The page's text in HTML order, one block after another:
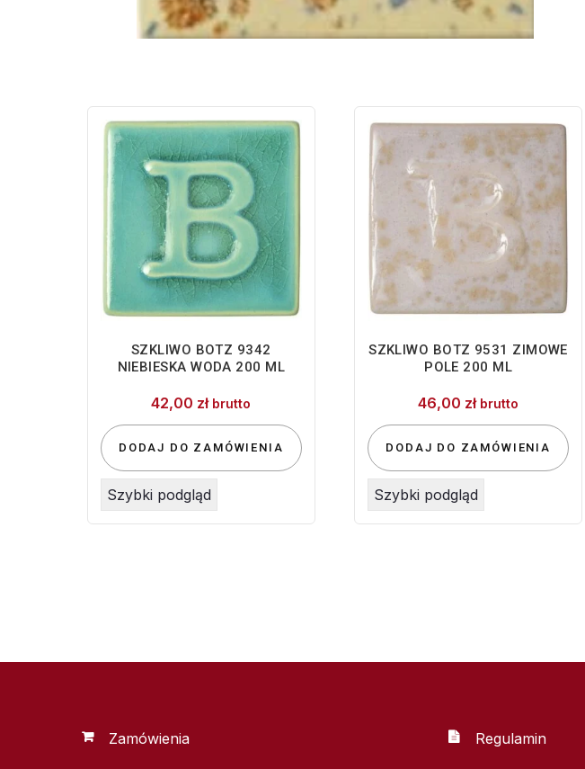
SZKLIWO BOTZ 9342
NIEBIESKA WODA 200 ML
42,00 zł brutto
DODAJ DO ZAMÓWIENIA
Szybki podgląd
SZKLIWO BOTZ 9531 ZIMOWE
POLE 200 ML
46,00 zł brutto
DODAJ DO ZAMÓWIENIA
Szybki podgląd
Zamówienia Regulamin